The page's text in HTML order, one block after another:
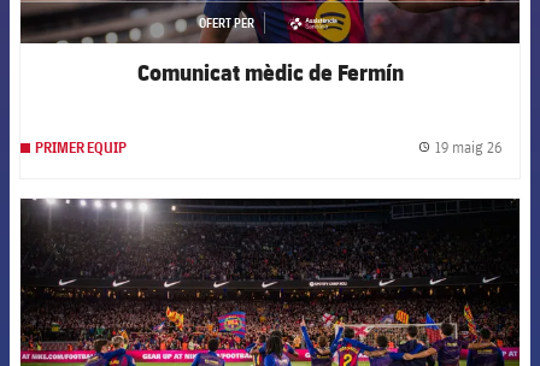
OFERT PER
asistencia
Comunicat mèdic de Fermín
PRIMER EQUIP 19 maig 26
FCB Barcelona badge